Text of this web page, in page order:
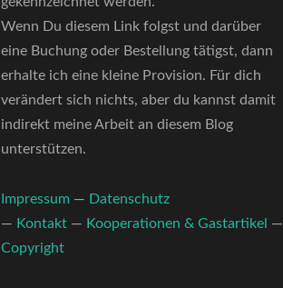
Wenn Du diesem Link folgst und darüber
eine Buchung oder Bestellung tätigst, dann
erhalte ich eine kleine Provision. Für dich
verändert sich nichts, aber du kannst damit
indirekt meine Arbeit an diesem Blog
unterstützen.
Impressum — Datenschutz
— Kontakt — Kooperationen & Gastartikel —
Copyright